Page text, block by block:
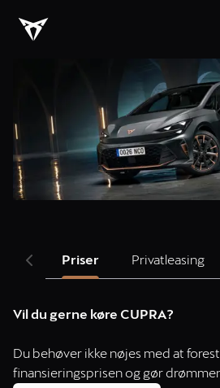
Priser Privatleasing
Vil du gerne køre CUPRA?
Du behøver ikke nøjes med at
finansieringsprisen og gør